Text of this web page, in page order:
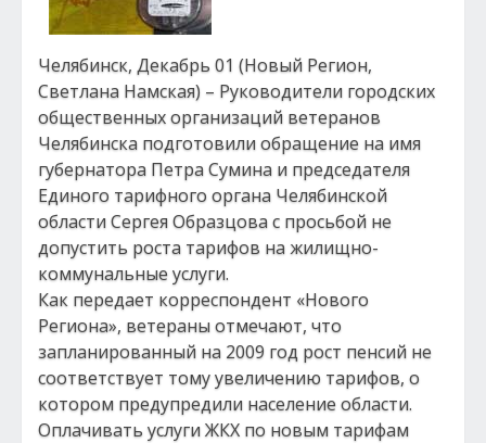
Челябинск, Декабрь 01 (Новый Регион,
Светлана Намская) – Руководители городских
общественных организаций ветеранов
Челябинска подготовили обращение на имя
губернатора Петра Сумина и председателя
Единого тарифного органа Челябинской
области Сергея Образцова с просьбой не
допустить роста тарифов на жилищно-
коммунальные услуги.
Как передает корреспондент «Нового
Региона», ветераны отмечают, что
запланированный на 2009 год рост пенсий не
соответствует тому увеличению тарифов, о
котором предупредили население области.
Оплачивать услуги ЖКХ по новым тарифам